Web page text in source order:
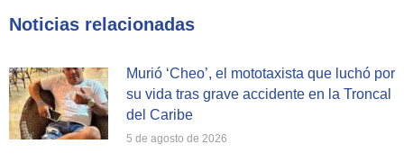
Noticias relacionadas
Murió ‘Cheo’, el mototaxista que luchó por
su vida tras grave accidente en la Troncal
del Caribe
5 de agosto de 2026